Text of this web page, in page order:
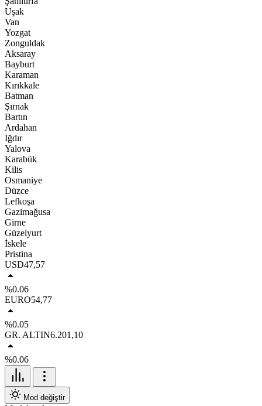
Uşak
Van
Yozgat
Zonguldak
Aksaray
Bayburt
Karaman
Kırıkkale
Batman
Şırnak
Bartın
Ardahan
Iğdır
Yalova
Karabük
Kilis
Osmaniye
Düzce
Lefkoşa
Gazimağusa
Girne
Güzelyurt
İskele
Pristina
USD47,57
%0.06
EURO54,77
%0.05
GR. ALTIN6.201,10
%0.06
Mod değiştir